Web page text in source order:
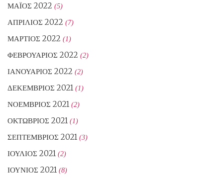
ΜΆΙΟΣ 2022 (5)
ΑΠΡΊΛΙΟΣ 2022 (7)
ΜΆΡΤΙΟΣ 2022 (1)
ΦΕΒΡΟΥΆΡΙΟΣ 2022 (2)
ΙΑΝΟΥΆΡΙΟΣ 2022 (2)
ΔΕΚΈΜΒΡΙΟΣ 2021 (1)
ΝΟΈΜΒΡΙΟΣ 2021 (2)
ΟΚΤΏΒΡΙΟΣ 2021 (1)
ΣΕΠΤΈΜΒΡΙΟΣ 2021 (3)
ΙΟΎΛΙΟΣ 2021 (2)
ΙΟΎΝΙΟΣ 2021 (8)